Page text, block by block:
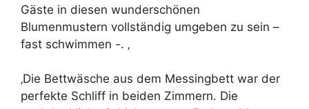
Gäste in diesen wunderschönen
Blumenmustern vollständig umgeben zu sein –
fast schwimmen -. ‚
‚Die Bettwäsche aus dem Messingbett war der
perfekte Schliff in beiden Zimmern. Die